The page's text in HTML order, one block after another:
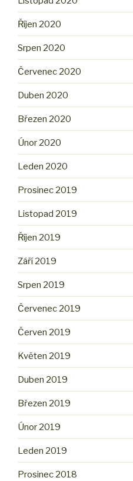
Říjen 2020
Srpen 2020
Červenec 2020
Duben 2020
Březen 2020
Únor 2020
Leden 2020
Prosinec 2019
Listopad 2019
Říjen 2019
Září 2019
Srpen 2019
Červenec 2019
Červen 2019
Květen 2019
Duben 2019
Březen 2019
Únor 2019
Leden 2019
Prosinec 2018